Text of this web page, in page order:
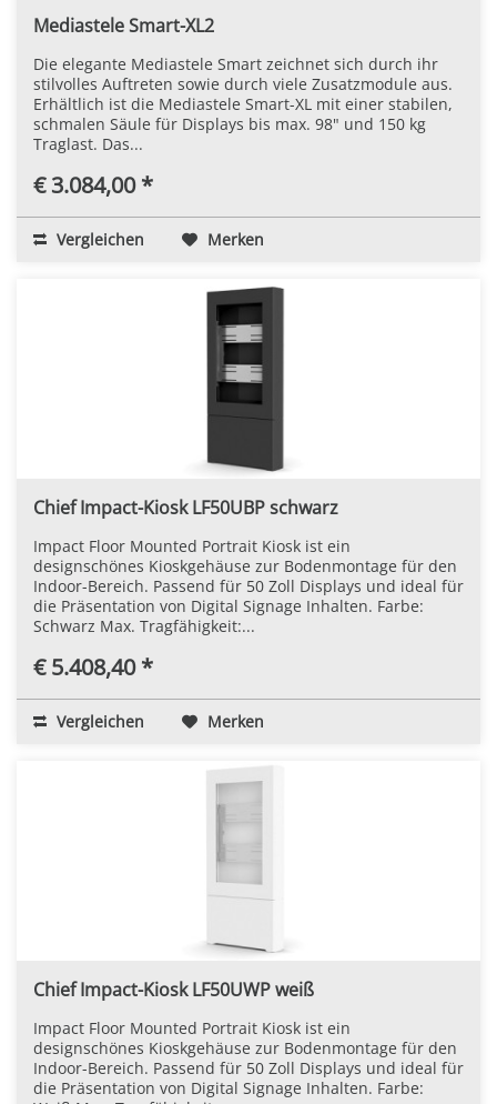
Mediastele Smart-XL2
Die elegante Mediastele Smart zeichnet sich durch ihr
stilvolles Auftreten sowie durch viele Zusatzmodule aus.
Erhältlich ist die Mediastele Smart-XL mit einer stabilen,
schmalen Säule für Displays bis max. 98" und 150 kg
Traglast. Das...
€ 3.084,00 *
Vergleichen Merken
Chief Impact-Kiosk LF50UBP schwarz
Impact Floor Mounted Portrait Kiosk ist ein
designschönes Kioskgehäuse zur Bodenmontage für den
Indoor-Bereich. Passend für 50 Zoll Displays und ideal für
die Präsentation von Digital Signage Inhalten. Farbe:
Schwarz Max. Tragfähigkeit:...
€ 5.408,40 *
Vergleichen Merken
Chief Impact-Kiosk LF50UWP weiß
Impact Floor Mounted Portrait Kiosk ist ein
designschönes Kioskgehäuse zur Bodenmontage für den
Indoor-Bereich. Passend für 50 Zoll Displays und ideal für
die Präsentation von Digital Signage Inhalten. Farbe: